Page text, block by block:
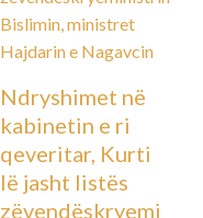
Ndryshimet në
kabinetin e ri
qeveritar, Kurti
lë jasht listës
zëvendëskryemi